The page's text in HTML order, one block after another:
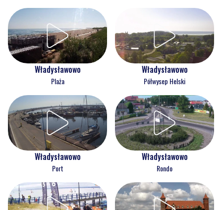
Władysławowo
Plaża
Władysławowo
Półwysep Helski
Władysławowo
Port
Władysławowo
Rondo